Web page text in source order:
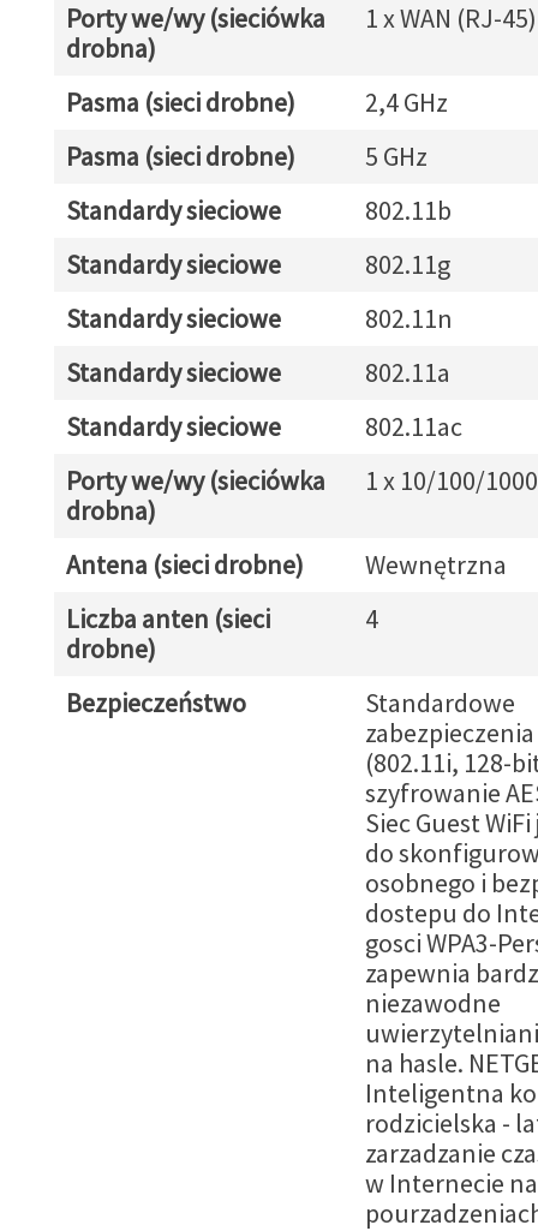
Porty we/wy (sieciówka
drobna)
1 x WAN (RJ-45)
Pasma (sieci drobne)
2,4 GHz
Pasma (sieci drobne)
5 GHz
Standardy sieciowe
802.11b
Standardy sieciowe
802.11g
Standardy sieciowe
802.11n
Standardy sieciowe
802.11a
Standardy sieciowe
802.11ac
Porty we/wy (sieciówka
drobna)
1 x 10/100/
Antena (sieci drobne)
Wewnętrzna
Liczba anten (sieci
drobne)
4
Bezpieczeństwo
Standardowe
zabezpieczenia
(802.11i, 128-
szyfrowanie
Siec Guest
do
osobnego i
dostepu do
gosci WPA3-
zapewnia
niezawodne
na hasle.
Inteligentna
rodzicielska -
zarzadzanie
w Internecie